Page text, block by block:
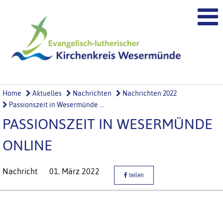
Home Aktuelles Nachrichten
Nachrichten 2022
Passionszeit in Wesermünde ...
PASSIONSZEIT IN WESERMÜNDE
ONLINE
Nachricht 01. März 2022 teilen